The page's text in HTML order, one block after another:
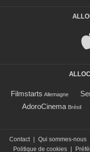
Filmstarts Allemagne
AdoroCinema Brésil
Contact Qui sommes-nous
Politique de cookies